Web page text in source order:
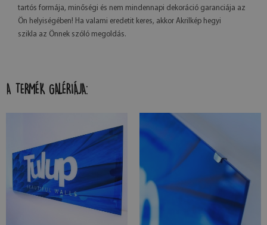
tartós formája, minőségi és nem mindennapi dekoráció garanciája az
Ön helyiségében! Ha valami eredetit keres, akkor Akrilkép hegyi
szikla az Önnek szóló megoldás.
A TERMÉK GALÉRIÁJA: